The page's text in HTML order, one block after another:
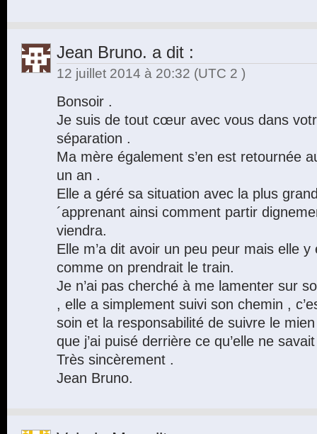
Jean Bruno. a dit :
12 juillet 2014 à 20:32 (UTC 2 )
Bonsoir .
Je suis de tout cœur avec vous dans
séparation .
Ma mère également s’en est retournée
un an .
Elle a géré sa situation avec la plus
´apprenant ainsi comment partir
viendra.
Elle m’a dit avoir un peu peur mais elle
comme on prendrait le train.
Je n’ai pas cherché à me lamenter sur
, elle a simplement suivi son chemin ,
soin et la responsabilité de suivre le mien
que j’ai puisé derrière ce qu’elle ne
Très sincèrement .
Jean Bruno.